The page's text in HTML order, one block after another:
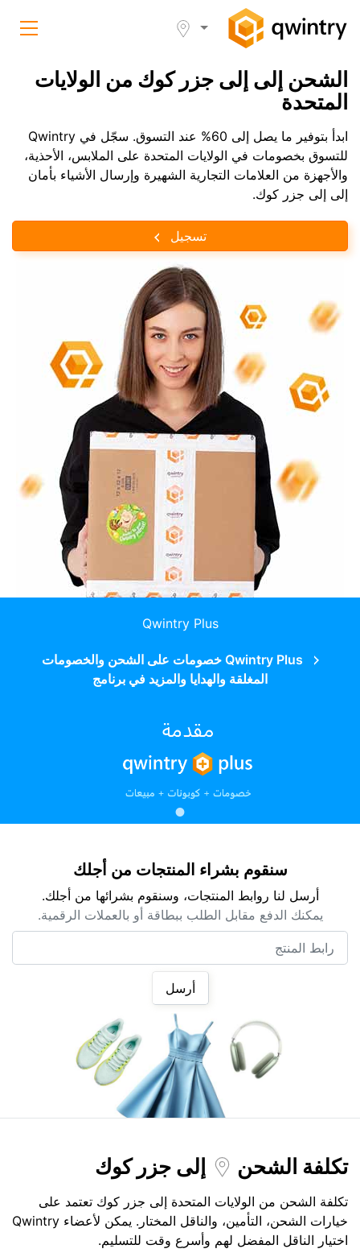
الشحن إلى إلى جزر كوك من الولايات
المتحدة
ابدأ بتوفير ما يصل إلى 60% عند التسوق. سجّل في Qwintry
للتسوق بخصومات في الولايات المتحدة على الملابس، الأحذية،
والأجهزة من العلامات التجارية الشهيرة وإرسال الأشياء بأمان
إلى إلى جزر كوك.
تسجيل
Qwintry Plus
Qwintry Plus خصومات على الشحن والخصومات
المغلقة والهدايا والمزيد في برنامج
سنقوم بشراء المنتجات من أجلك
أرسل لنا روابط المنتجات، وسنقوم بشرائها من أجلك.
يمكنك الدفع مقابل الطلب ببطاقة أو بالعملات الرقمية.
أرسل
تكلفة الشحن إلى جزر كوك
تكلفة الشحن من الولايات المتحدة إلى جزر كوك تعتمد على
خيارات الشحن، التأمين، والناقل المختار. يمكن لأعضاء Qwintry
اختيار الناقل المفضل لهم وأسرع وقت للتسليم.